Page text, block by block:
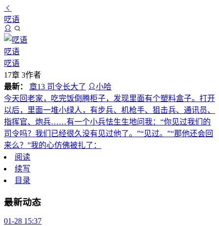
呓语
呓语
呓语
17章 3作者
最新：
章13 司令长大了
小哈
今天回老家，吃完饭倒腾柜子，发现里面有个塑料盒子。打开
以后，里面一堆小绿人，有步兵、机枪手、狙击兵、通讯员、
指挥官、炮兵……有一个小兵怯生生地问我：“你见过我们的
司令吗？我们已经很久没有见过他了。”“见过。”“那他还会回
来么？”我的心仿佛被扎了：
阅读
续写
目录
最新动态
01-28 15:37